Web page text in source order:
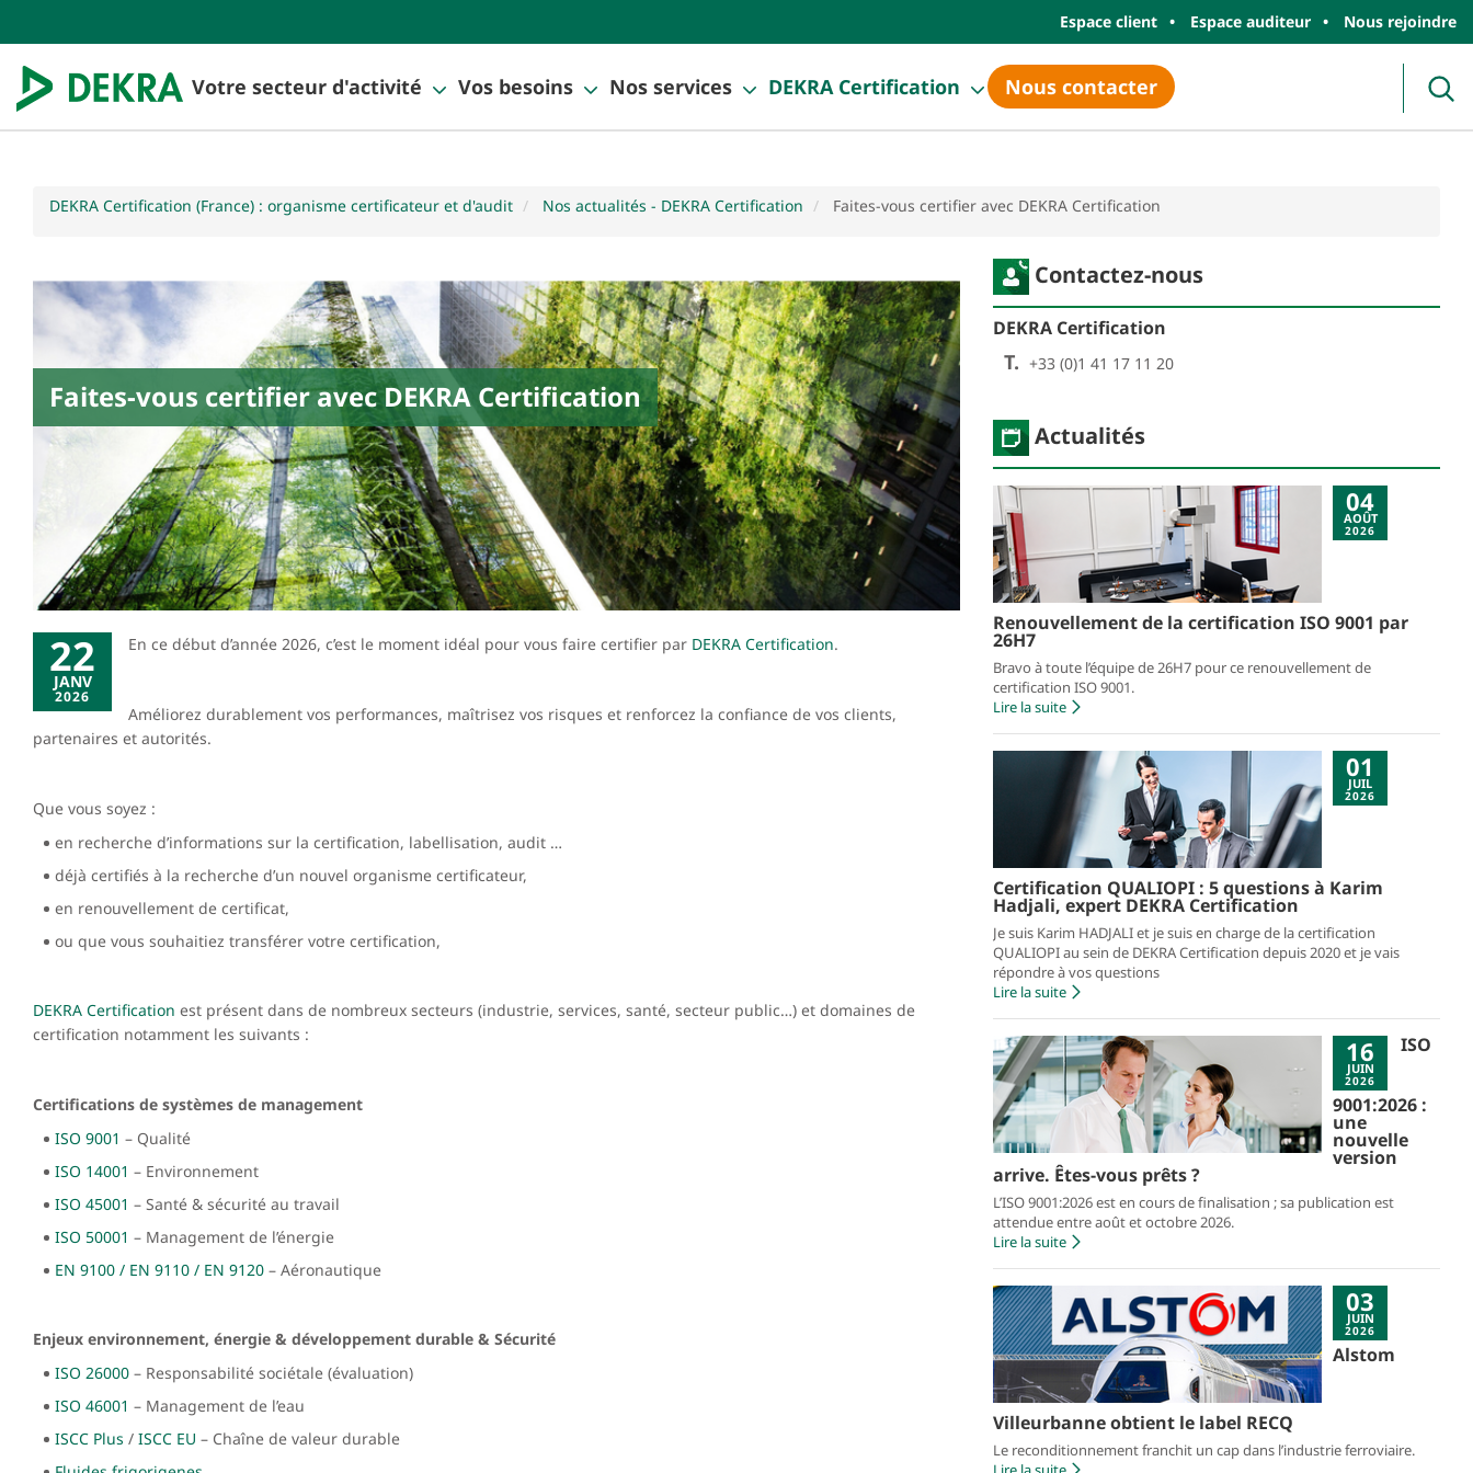
Espace client Espace auditeur Nous rejoindre
Votre secteur d'activité Vos besoins Nos services DEKRA Certification Nous contacter
DEKRA Certification (France) : organisme certificateur et d'audit Nos actualités - DEKRA Certification Faites-vous certifier avec DEKRA Certification
Faites-vous certifier avec DEKRA Certification
22
JANV
2026
En ce début d’année 2026, c’est le moment idéal pour vous faire certifier par DEKRA Certification.
Améliorez durablement vos performances, maîtrisez vos risques et renforcez la confiance de vos clients,
partenaires et autorités.
Que vous soyez :
en recherche d’informations sur la certification, labellisation, audit …
déjà certifiés à la recherche d’un nouvel organisme certificateur,
en renouvellement de certificat,
ou que vous souhaitiez transférer votre certification,
DEKRA Certification est présent dans de nombreux secteurs (industrie, services, santé, secteur public…) et domaines de
certification notamment les suivants :
Certifications de systèmes de management
ISO 9001 – Qualité
ISO 14001 – Environnement
ISO 45001 – Santé & sécurité au travail
ISO 50001 – Management de l’énergie
EN 9100 / EN 9110 / EN 9120 – Aéronautique
Enjeux environnement, énergie & développement durable & Sécurité
ISO 26000 – Responsabilité sociétale (évaluation)
ISO 46001 – Management de l’eau
ISCC Plus / ISCC EU – Chaîne de valeur durable
Contactez-nous
DEKRA Certification
T. +33 (0)1 41 17 11 20
Actualités
04
AOÛT
2026
Renouvellement de la certification ISO 9001 par
26H7
Bravo à toute l’équipe de 26H7 pour ce renouvellement de
certification ISO 9001.
Lire la suite
01
JUIL
2026
Certification QUALIOPI : 5 questions à Karim
Hadjali, expert DEKRA Certification
Je suis Karim HADJALI et je suis en charge de la certification
QUALIOPI au sein de DEKRA Certification depuis 2020 et je vais
répondre à vos questions
Lire la suite
16
JUIN
2026
ISO
9001:2026 :
une
nouvelle
version
arrive. Êtes-vous prêts ?
L’ISO 9001:2026 est en cours de finalisation ; sa publication est
attendue entre août et octobre 2026.
Lire la suite
03
JUIN
2026
Alstom
Villeurbanne obtient le label RECQ
Le reconditionnement franchit un cap dans l’industrie ferroviaire.